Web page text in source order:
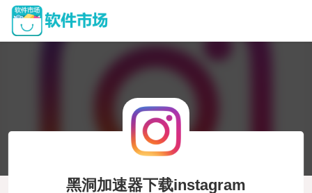
黑洞加速器下载instagram